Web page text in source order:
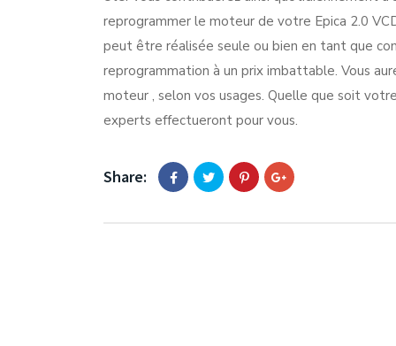
reprogrammer le moteur de votre Epica 2.0
peut être réalisée seule ou bien en tant que
reprogrammation à un prix imbattable. Vous
moteur , selon vos usages. Quelle que soit
experts effectueront pour vous.
Share: